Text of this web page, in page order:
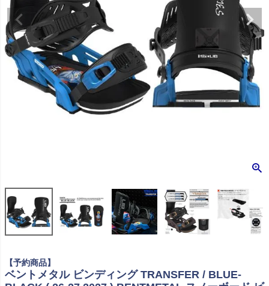
【予約商品】
ベントメタル ビンディング TRANSFER / BLUE-